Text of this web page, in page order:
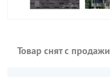
Товар снят с продажи